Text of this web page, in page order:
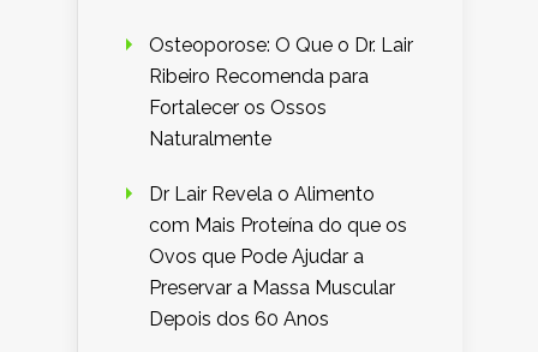
Osteoporose: O Que o Dr. Lair
Ribeiro Recomenda para
Fortalecer os Ossos
Naturalmente
Dr Lair Revela o Alimento
com Mais Proteína do que os
Ovos que Pode Ajudar a
Preservar a Massa Muscular
Depois dos 60 Anos